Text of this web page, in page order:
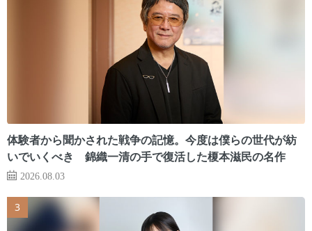
体験者から聞かされた戦争の記憶。今度は僕らの世代が紡
いでいくべき 錦織一清の手で復活した榎本滋民の名作
2026.08.03